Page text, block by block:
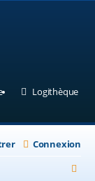
onglet)
(Ouvre un nouvel
Logithèque
Connexion